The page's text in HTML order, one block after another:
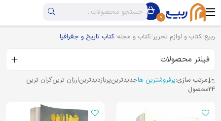
0
ربیع کتاب و لوازم تحریر کتاب و مجله کتاب تاریخ و جغرافیا
فیلتر محصولات
مرتب سازی:پرفروشترین هاجدیدترینپربازدیدترینارزان ترینگران ترین
24محصول